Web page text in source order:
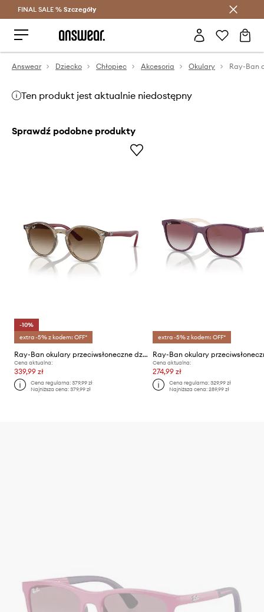
Oszczędzaj z Answear Club >
FINAL SALE % Szczegóły
Answear Dziecko Chłopiec Akcesoria Okulary
Ten produkt jest aktualnie niedostępny
Sprawdź podobne produkty
-10%
extra -5% z kodem: OFF*
Ray-Ban okulary przeciwsłoneczne dziecięce
Cena aktualna:
339,99 zł
Cena regularna:379,99 zł
Najniższa cena:379,99 zł
extra -5% z kodem: OFF*
Cena aktualna:
274,99 zł
Cena regularna: 329,99 zł
Najniższa cena: 289,99 zł